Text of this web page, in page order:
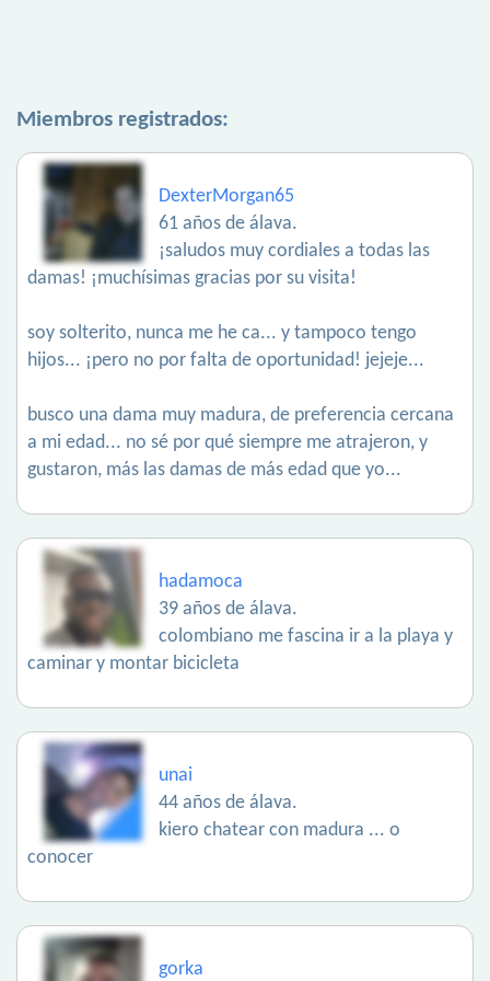
Miembros registrados:
DexterMorgan65
61 años de álava.
¡saludos muy cordiales a todas las
damas! ¡muchísimas gracias por su visita!
soy solterito, nunca me he ca... y tampoco tengo
hijos... ¡pero no por falta de oportunidad! jejeje...
busco una dama muy madura, de preferencia cercana
a mi edad... no sé por qué siempre me atrajeron, y
gustaron, más las damas de más edad que yo...
hadamoca
39 años de álava.
colombiano me fascina ir a la playa y
caminar y montar bicicleta
unai
44 años de álava.
kiero chatear con madura ... o
conocer
gorka